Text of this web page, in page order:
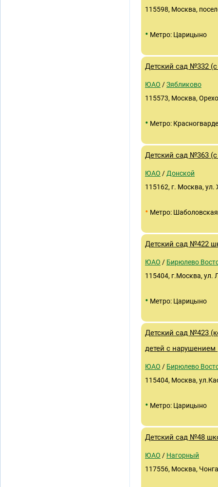
115598, Москва,
• Метро: Царицыно
Детский сад №332
ЮАО /Зябликово
115573, Москва,
• Метро:
Детский сад №363
ЮАО / Донской
115162, г. Москва, ул.
• Метро: Шаболовская
Детский сад №422
ЮАО / Бирюлево
115404, г.Москва, ул.
• Метро: Царицыно
Детский сад №423
детей с
ЮАО / Бирюлево
115404, Москва,
• Метро: Царицыно
Детский сад №48
ЮАО / Нагорный
117556, Москва,